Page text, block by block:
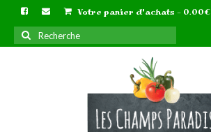
Votre panier d'achats - 0.00€
Rechercher
: